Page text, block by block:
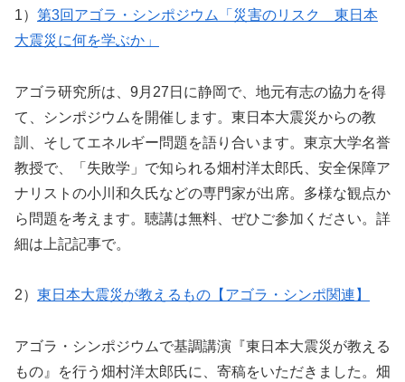
1） 第3回アゴラ・シンポジウム「災害のリスク 東日本
大震災に何を学ぶか」
アゴラ研究所は、9月27日に静岡で、地元有志の協力を得
て、シンポジウムを開催します。東日本大震災からの教
訓、そしてエネルギー問題を語り合います。東京大学名誉
教授で、「失敗学」で知られる畑村洋太郎氏、安全保障ア
ナリストの小川和久氏などの専門家が出席。多様な観点か
ら問題を考えます。聴講は無料、ぜひご参加ください。詳
細は上記記事で。
2） 東日本大震災が教えるもの【アゴラ・シンポ関連】
アゴラ・シンポジウムで基調講演『東日本大震災が教える
もの』を行う畑村洋太郎氏に、寄稿をいただきました。畑